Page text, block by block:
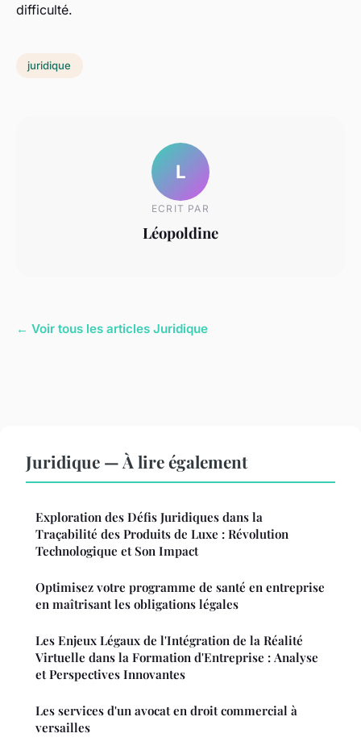
difficulté.
juridique
L
ECRIT PAR
Léopoldine
← Voir tous les articles Juridique
Juridique — À lire également
Exploration des Défis Juridiques dans la
Traçabilité des Produits de Luxe : Révolution
Technologique et Son Impact
Optimisez votre programme de santé en entreprise
en maîtrisant les obligations légales
Les Enjeux Légaux de l'Intégration de la Réalité
Virtuelle dans la Formation d'Entreprise : Analyse
et Perspectives Innovantes
Les services d'un avocat en droit commercial à
versailles